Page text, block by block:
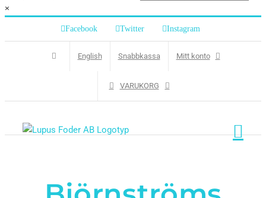
×
Facebook Twitter Instagram
English Snabbkassa Mitt konto
VARUKORG